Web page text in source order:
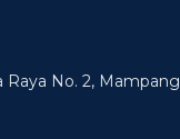
Raya No. 2, Mampang